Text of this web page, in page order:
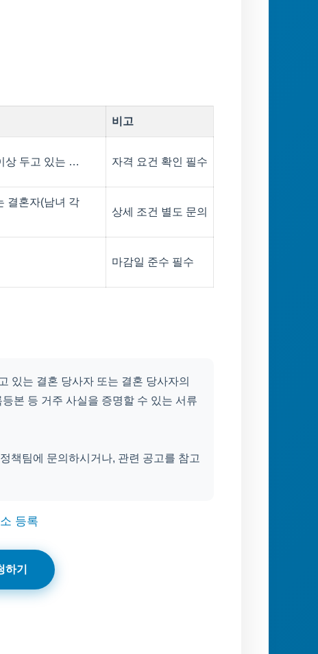
비고
상 두고 있는 … 자격 요건 확인 필수
결혼자(남녀 각
상세 조건 별도 문의
마감일 준수 필수
있는 결혼 당사자 또는 결혼 당사자의
본 등 거주 사실을 증명할 수 있는 서류
책팀에 문의하시거나, 관련 공고를 참고
등록
하기